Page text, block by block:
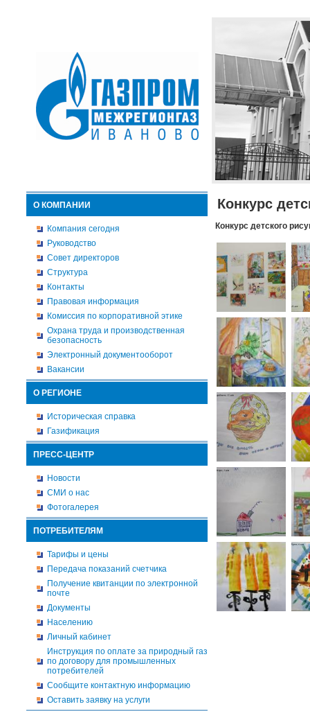
О КОМПАНИИ
Компания сегодня
Руководство
Совет директоров
Структура
Контакты
Правовая информация
Комиссия по корпоративной этике
Охрана труда и производственная
безопасность
Электронный документооборот
Вакансии
О РЕГИОНЕ
Историческая справка
Газификация
ПРЕСС-ЦЕНТР
Новости
СМИ о нас
Фотогалерея
ПОТРЕБИТЕЛЯМ
Тарифы и цены
Передача показаний счетчика
Получение квитанции по электронной
почте
Документы
Населению
Личный кабинет
Инструкция по оплате за природный газ
по договору для промышленных
потребителей
Сообщите контактную информацию
Оставить заявку на услуги
Конкурс
Конкурс детского